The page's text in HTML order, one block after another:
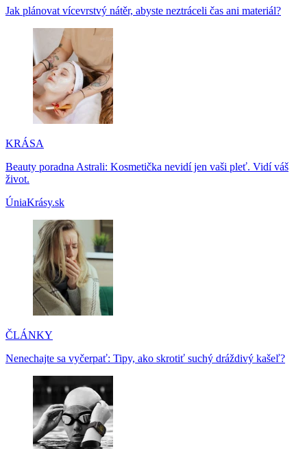
Jak plánovat vícevrstvý nátěr, abyste neztráceli čas ani materiál?
KRÁSA
Beauty poradna Astrali: Kosmetička nevidí jen vaši pleť. Vidí váš
život.
ÚniaKrásy.sk
ČLÁNKY
Nenechajte sa vyčerpať: Tipy, ako skrotiť suchý dráždivý kašeľ?